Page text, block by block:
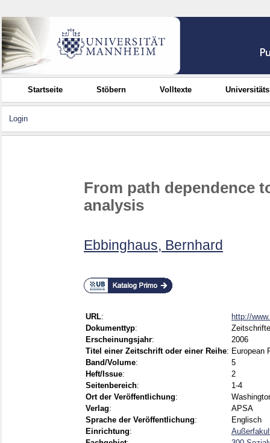
Startseite Stöbern Volltexte
Login
From path dependence
analysis
Ebbinghaus, Bernhard
URL:
http://
Dokumenttyp:
Erscheinungsjahr:
2006
Titel einer Zeitschrift oder einer Reihe: European
Band/Volume:
5
Heft/Issue:
2
Seitenbereich:
1-4
Ort der Veröffentlichung:
Verlag:
APSA
Sprache der Veröffentlichung:
Englisch
Einrichtung: